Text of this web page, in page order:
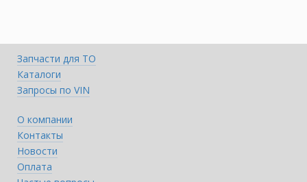
Запчасти для ТО
Каталоги
Запросы по VIN
О компании
Контакты
Новости
Оплата